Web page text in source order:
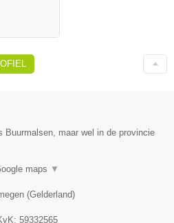
Buurmalsen, maar wel in de provincie
maps ▼
(Gelderland)
59332565